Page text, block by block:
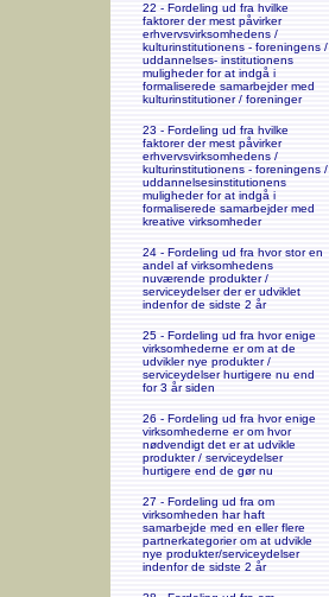
22 - Fordeling ud fra hvilke
faktorer der mest påvirker
erhvervsvirksomhedens /
kulturinstitutionens - foreningens /
uddannelses- institutionens
muligheder for at indgå i
formaliserede samarbejder med
kulturinstitutioner / foreninger
23 - Fordeling ud fra hvilke
faktorer der mest påvirker
erhvervsvirksomhedens /
kulturinstitutionens - foreningens /
uddannelsesinstitutionens
muligheder for at indgå i
formaliserede samarbejder med
kreative virksomheder
24 - Fordeling ud fra hvor stor en
andel af virksomhedens
nuværende produkter /
serviceydelser der er udviklet
indenfor de sidste 2 år
25 - Fordeling ud fra hvor enige
virksomhederne er om at de
udvikler nye produkter /
serviceydelser hurtigere nu end
for 3 år siden
26 - Fordeling ud fra hvor enige
virksomhederne er om hvor
nødvendigt det er at udvikle
produkter / serviceydelser
hurtigere end de gør nu
27 - Fordeling ud fra om
virksomheden har haft
samarbejde med en eller flere
partnerkategorier om at udvikle
nye produkter/serviceydelser
indenfor de sidste 2 år